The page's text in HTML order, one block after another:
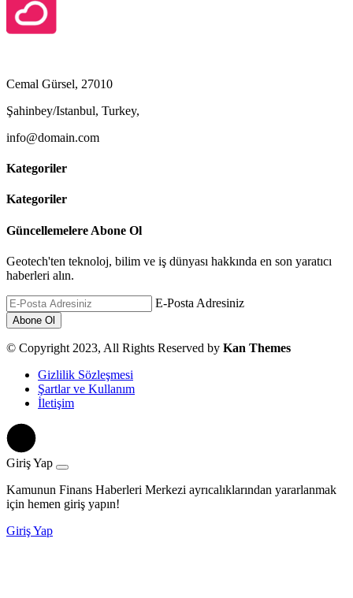
Cemal Gürsel, 27010
Şahinbey/Istanbul, Turkey,
info@domain.com
Kategoriler
Kategoriler
Güncellemelere Abone Ol
Geotech'ten teknoloj, bilim ve iş dünyası hakkında en son yaratıcı
haberleri alın.
E-Posta Adresiniz
© Copyright 2023, All Rights Reserved by Kan Themes
Gizlilik Sözleşmesi
Şartlar ve Kullanım
İletişim
Giriş Yap
Kamunun Finans Haberleri Merkezi ayrıcalıklarından yararlanmak
için hemen giriş yapın!
Giriş Yap